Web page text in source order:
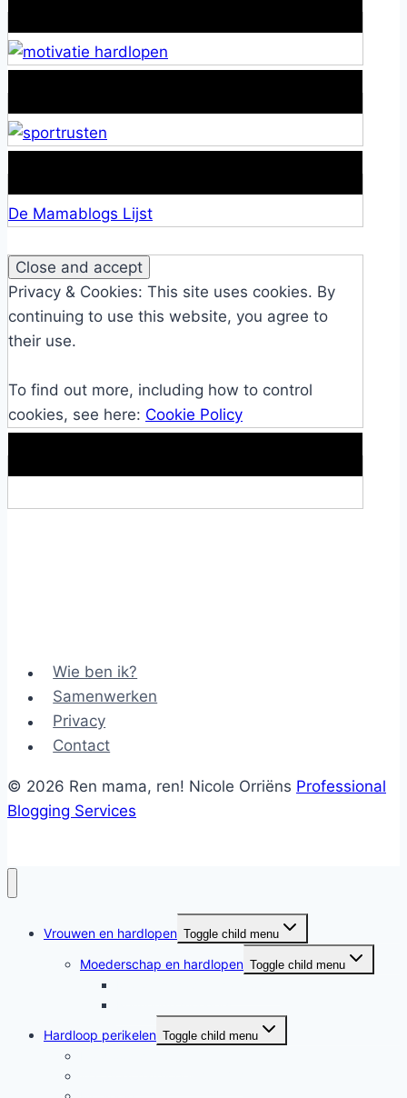
De Mamablogs Lijst
Privacy & Cookies: This site uses cookies. By
continuing to use this website, you agree to
their use.
To find out more, including how to control
cookies, see here: Cookie Policy
Wie ben ik?
Samenwerken
Privacy
Contact
© 2026 Ren mama, ren! Nicole Orriëns Professional
Blogging Services
Vrouwen en hardlopen Toggle child menu
Moederschap en hardlopen Toggle child menu
Hardloop perikelen Toggle child menu